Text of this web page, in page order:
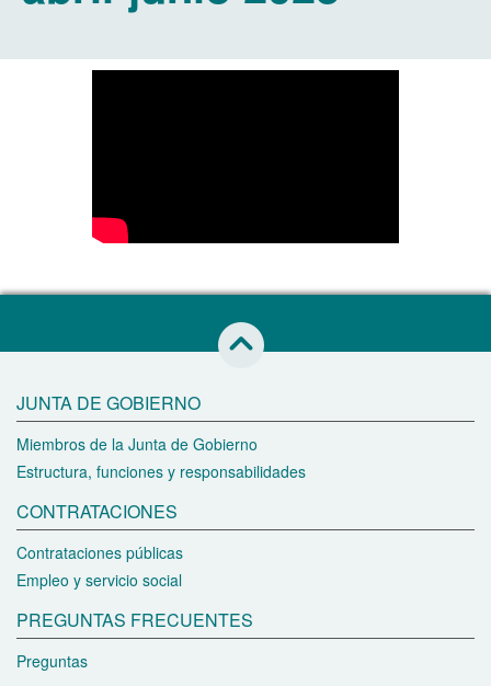
JUNTA DE GOBIERNO
Miembros de la Junta de Gobierno
Estructura, funciones y responsabilidades
CONTRATACIONES
Contrataciones públicas
Empleo y servicio social
PREGUNTAS FRECUENTES
Preguntas